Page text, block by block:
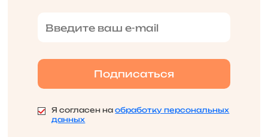
Я согласен наобработку персональных
данных